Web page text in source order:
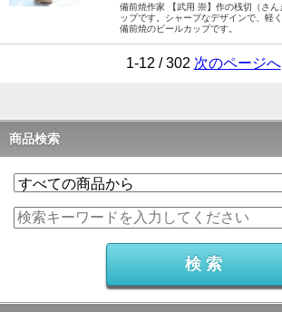
備前焼作家 【武用 崇】作の桟切（さん
ップです。シャープなデザインで、軽
備前焼のビールカップです。
1-12 / 302 次のページへ
商品検索